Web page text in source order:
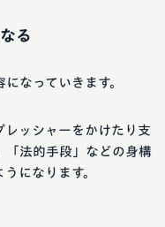
る
なっていきます。
レッシャーをかけたり支
「法的手段」などの身構
になります。